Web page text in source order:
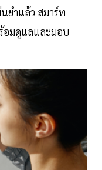
ยำแล้ว สมาร์ท
อมดูแลและมอบ